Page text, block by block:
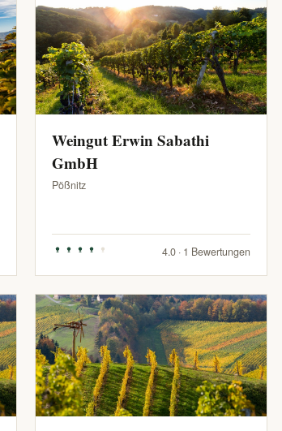
Weingut Erwin Sabathi
GmbH
Pößnitz
4.0 · 1 Bewertungen